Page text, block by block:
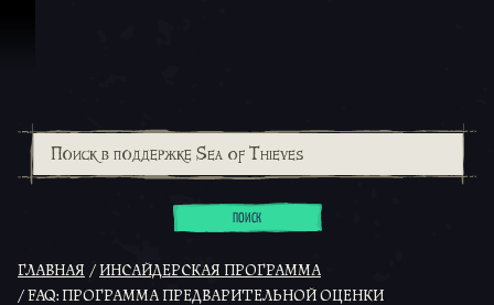
ПОИСК
ГЛАВНАЯ
ИНСАЙДЕРСКАЯ ПРОГРАММА
FAQ: ПРОГРАММА ПРЕДВАРИТЕЛЬНОЙ ОЦЕНКИ